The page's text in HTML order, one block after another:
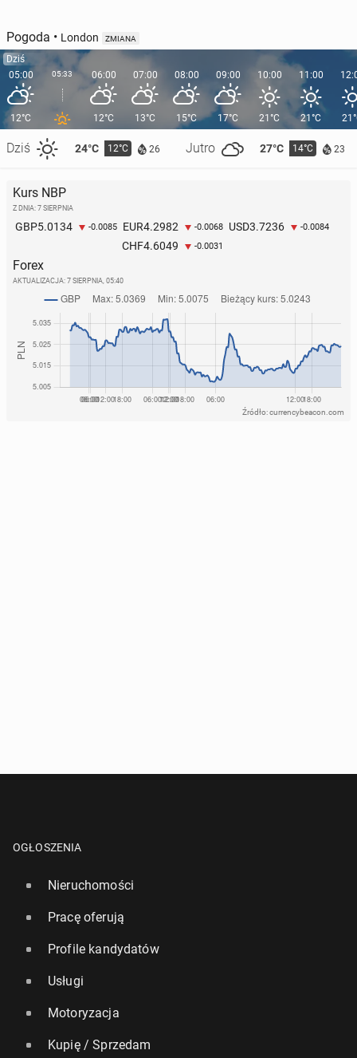
Pogoda • London ZMIANA
Dziś
05:00
12°C
Dziś 24°C 12°C 26 Jutro 27°C 14°C 23
05:33 06:00
12°C
07:00
13°C
08:00
15°C
09:00
17°C
10:00
21°C
11:00
21°C
Kurs NBP
Z DNIA: 7 SIERPNIA
GBP5.0134 -0.0085 EUR4.2982 -0.0068 USD3.7236 -0.0084
CHF4.6049 -0.0031
Forex
AKTUALIZACJA: 7 SIERPNIA, 05:40
Źródło: currencybeacon.com
OGŁOSZENIA
Nieruchomości
Pracę oferują
Profile kandydatów
Usługi
Motoryzacja
Kupię / Sprzedam